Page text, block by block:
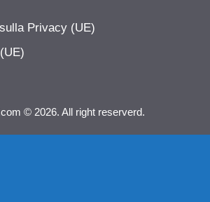
Privacy (UE)
© 2026. All right reserverd.